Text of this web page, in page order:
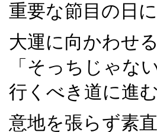
重要な節目の日
大運に向かわせ
「そっちじゃな
行くべき道に進
意地を張らず素